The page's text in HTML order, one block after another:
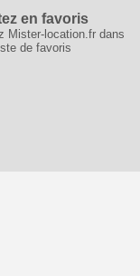
en favoris
Mister-location.fr dans
de favoris